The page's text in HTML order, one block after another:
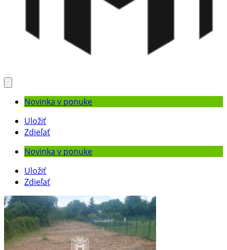
Novinka v ponuke
Uložiť
Zdieľať
Novinka v ponuke
Uložiť
Zdieľať